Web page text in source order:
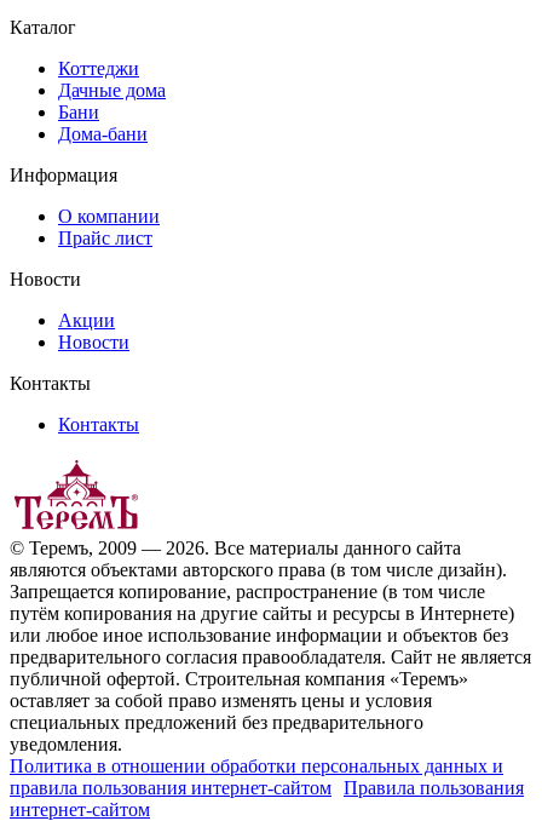
Каталог
Коттеджи
Дачные дома
Бани
Дома-бани
Информация
О компании
Прайс лист
Новости
Акции
Новости
Контакты
Контакты
© Теремъ, 2009 — 2026. Все материалы данного сайта
являются объектами авторского права (в том числе дизайн).
Запрещается копирование, распространение (в том числе
путём копирования на другие сайты и ресурсы в Интернете)
или любое иное использование информации и объектов без
предварительного согласия правообладателя. Cайт не является
публичной офертой. Строительная компания «Теремъ»
оставляет за собой право изменять цены и условия
специальных предложений без предварительного
уведомления.
Политика в отношении обработки персональных данных и
правила пользования интернет-сайтом Правила пользования
интернет-сайтом